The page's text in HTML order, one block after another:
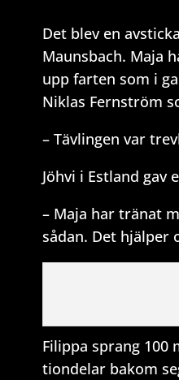
Det blev en
Maunsbach. Maja
upp farten som i
Niklas Fernström
– Tävlingen var
Jöhvi i Estland gav
– Maja har tränat
sådan. Det hjälper
Filippa sprang 100
tiondelar bakom